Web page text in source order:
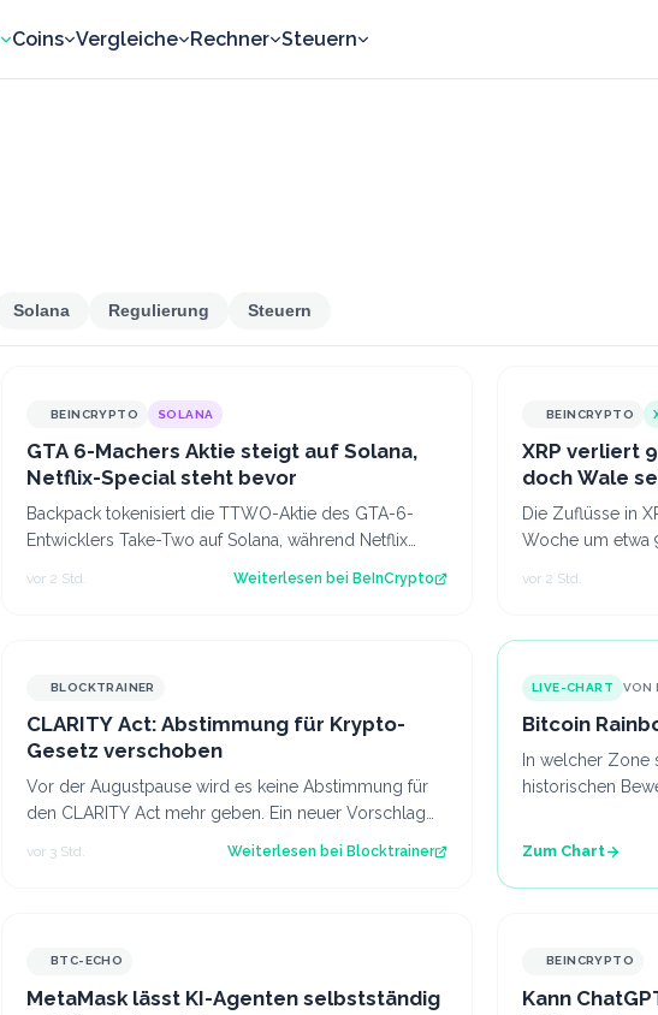
Coins Vergleiche Rechner Steuern
Solana Regulierung Steuern
BEINCRYPTO SOLANA
GTA 6-Machers Aktie steigt auf Solana,
Netflix-Special steht bevor
Backpack tokenisiert die TTWO-Aktie des GTA-6-
Entwicklers Take-Two auf Solana, während Netflix
vor 2 Std. Weiterlesen bei BeInCrypto
BEINCRYPTO
XRP verliert
doch Wale
Die Zuflüsse in
Woche um etwa
vor 2 Std.
BLOCKTRAINER
CLARITY Act: Abstimmung für Krypto-
Gesetz verschoben
Vor der Augustpause wird es keine Abstimmung für
den CLARITY Act mehr geben. Ein neuer Vorschlag
vor 3 Std. Weiterlesen bei Blocktrainer
LIVE-CHART VON
Bitcoin
In welcher Zone
historischen
Zum Chart
BTC-ECHO
MetaMask lässt KI-Agenten selbstständig
BEINCRYPTO
Kann